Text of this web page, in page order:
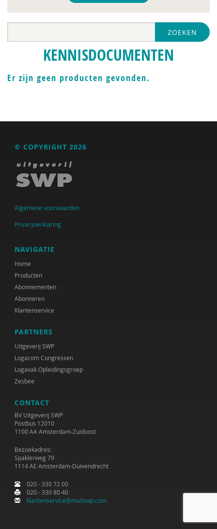
QUT
Raad voor Volksgezondheid & Samenleving
Ramirelsyla Eloise
United Nations Office for Disaster Risk Reduction
Anne Addink
Hans Alma
Astrid Altena
GGD Amsterdam
Ildeniz Arslan
Sander van Arum
Nederlands Autisme Register
David ter Avest
Ine Avontuur
Ingrid Bakker
Leonie Bakker
Maria Baltag
Cora Bartelink
Inge Bastiaanssen
Krijn van Beek
Yvette de Beer
Ferdi Bekken en Gerda de Groot
ZOEKEN
KENNISDOCUMENTEN
Er zijn geen producten gevonden.
© COPYRIGHT 2026
Algemene voorwaarden
Privacyverklaring
NAVIGATIE
Home
Producten
Abonnementen
Abonneren
Klantenservice
PARTNERS
Uitgeverij SWP
Logacom Congressen
Logavak Opleidingsgroep
Zesbee
CONTACT
BV Uitgeverij SWP
Postbus 12010
1100 AA Amsterdam-Zuidoost
Bezoekadres:
Spaklerweg 79
1114 AE Amsterdam-Duivendrecht
020 - 330 72 00
020 - 330 80 40
klantenservice@mailswp.com